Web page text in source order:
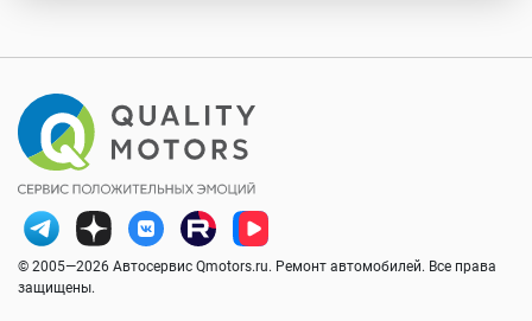
© 2005—2026 Автосервис Qmotors.ru. Ремонт автомобилей. Все права
защищены.